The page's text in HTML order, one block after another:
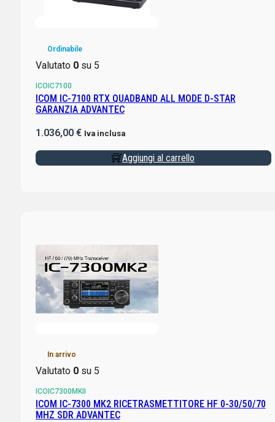
Ordinabile
Valutato 0su 5
ICOIC7100
ICOM IC-7100 RTX QUADBAND ALL MODE D-STAR
GARANZIA ADVANTEC
1.036,00 € Iva inclusa
Aggiungi al carrello
In arrivo
Valutato 0su 5
ICOIC7300MKII
ICOM IC-7300 MK2 RICETRASMETTITORE HF 0-30/50/70
MHZ SDR ADVANTEC